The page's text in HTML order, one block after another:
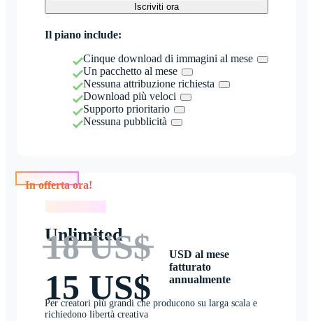
Iscriviti ora
Il piano include:
Cinque download di immagini al mese
Un pacchetto al mese
Nessuna attribuzione richiesta
Download più veloci
Supporto prioritario
Nessuna pubblicità
Unlimited
18 US$
15 US$
USD al mese
fatturato
annualmente
Per creatori più grandi che producono su larga scala e
richiedono libertà creativa